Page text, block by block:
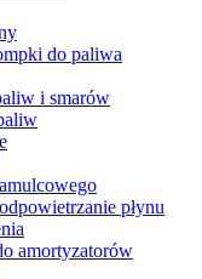
do paliwa
i smarów
płynu
amortyzatorów